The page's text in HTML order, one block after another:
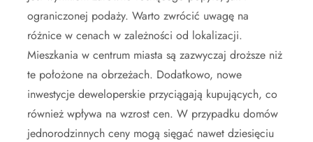
ograniczonej podaży. Warto zwrócić uwagę na
różnice w cenach w zależności od lokalizacji.
Mieszkania w centrum miasta są zazwyczaj droższe niż
te położone na obrzeżach. Dodatkowo, nowe
inwestycje deweloperskie przyciągają kupujących, co
również wpływa na wzrost cen. W przypadku domów
jednorodzinnych ceny mogą sięgać nawet dziesięciu